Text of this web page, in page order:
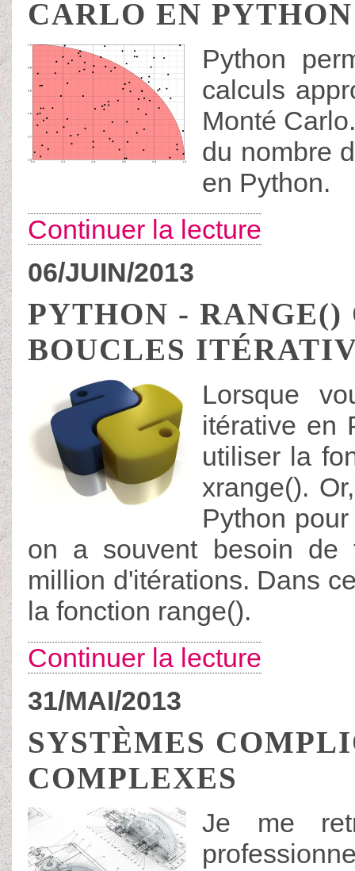
CARLO EN PYTHON
Python
calculs
Monté
du nombre
en Python.
Continuer la lecture
06/JUIN/2013
PYTHON - RANGE()
BOUCLES
Lorsque
itérative en
utiliser la
xrange().
Python
on a souvent besoin de
million d'itérations. Dans
la fonction range().
Continuer la lecture
31/MAI/2013
SYSTÈMES
COMPLEXES
Je me